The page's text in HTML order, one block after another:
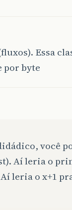
Essa
por byte
você
Aí leria o
leria o x+1